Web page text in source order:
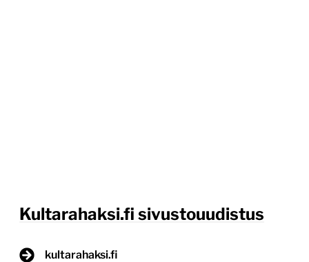
Kultarahaksi.fi sivustouudistus
kultarahaksi.fi